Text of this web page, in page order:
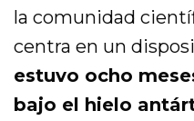
la comunidad
centra en un
estuvo ocho
bajo el hielo